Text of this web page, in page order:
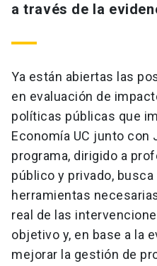
a través de la
Ya están abiertas las
en evaluación de
políticas públicas que
Economía UC junto con
programa, dirigido a
público y privado,
herramientas
real de las
objetivo y, en base a la
mejorar la gestión de